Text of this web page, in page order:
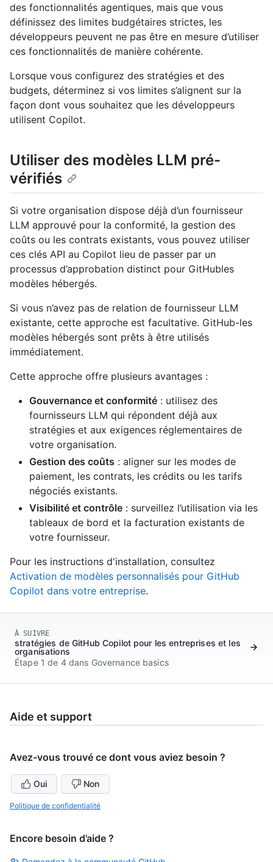
des fonctionnalités agentiques, mais que vous
définissez des limites budgétaires strictes, les
développeurs peuvent ne pas être en mesure d’utiliser
ces fonctionnalités de manière cohérente.
Lorsque vous configurez des stratégies et des
budgets, déterminez si vos limites s’alignent sur la
façon dont vous souhaitez que les développeurs
utilisent Copilot.
Utiliser des modèles LLM pré-
vérifiés
Si votre organisation dispose déjà d’un fournisseur
LLM approuvé pour la conformité, la gestion des
coûts ou les contrats existants, vous pouvez utiliser
ces clés API au Copilot lieu de passer par un
processus d’approbation distinct pour GitHubles
modèles hébergés.
Si vous n’avez pas de relation de fournisseur LLM
existante, cette approche est facultative. GitHub-les
modèles hébergés sont prêts à être utilisés
immédiatement.
Cette approche offre plusieurs avantages :
Gouvernance et conformité : utilisez des
fournisseurs LLM qui répondent déjà aux
stratégies et aux exigences réglementaires de
votre organisation.
Gestion des coûts : aligner sur les modes de
paiement, les contrats, les crédits ou les tarifs
négociés existants.
Visibilité et contrôle : surveillez l’utilisation via les
tableaux de bord et la facturation existants de
votre fournisseur.
Pour les instructions d'installation, consultez
Activation de modèles personnalisés pour GitHub
Copilot dans votre entreprise.
À SUIVRE
stratégies de GitHub Copilot pour les entreprises et les
organisations
Étape 1 de 4 dans Governance basics
Aide et support
Avez-vous trouvé ce dont vous aviez besoin ?
Oui Non
Politique de confidentialité
Encore besoin d’aide ?